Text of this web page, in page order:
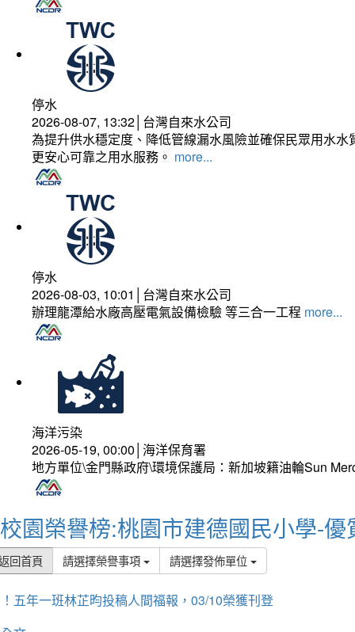
停水
2026-08-07, 13:32│台灣自來水公司
為提升供水穩定度、降低管線漏水風險並確保民眾用水
更安心可靠之用水服務。 more...
停水
2026-08-03, 10:01│台灣自來水公司
辦理龍潭給水廠高壓電氣設備檢驗 等三合一工程 more...
海洋污染
2026-05-19, 00:00│海洋保育署
地方單位\金門縣政府\環境保護局：新加坡籍油輪Sun
校園榮譽榜:桃園市建德國民小學-優
回首頁 請選擇榮譽事項 請選擇發佈單位
五年一班林芷昀投稿人間福報，03/10榮獲刊登